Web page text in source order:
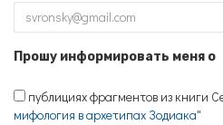
Прошу информировать меня о
публициях фрагментов из книги
мифология в архетипах Зодиака"